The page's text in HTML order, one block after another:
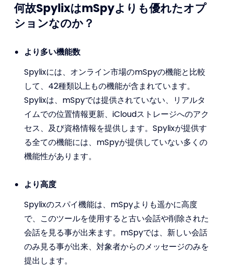
何故SpylixはmSpyよりも優れたオプ
ションなのか？
より多い機能数
Spylixには、オンライン市場のmSpyの機能と比較
して、42種類以上もの機能が含まれています。
Spylixは、mSpyでは提供されていない、リアルタ
イムでの位置情報更新、iCloudストレージへのアク
セス、及び資格情報を提供します。Spylixが提供す
る全ての機能には、mSpyが提供していない多くの
機能性があります。
より高度
Spylixのスパイ機能は、mSpyよりも遥かに高度
で、このツールを使用すると古い会話や削除された
会話を見る事が出来ます。mSpyでは、新しい会話
のみ見る事が出来、対象者からのメッセージのみを
提出します。